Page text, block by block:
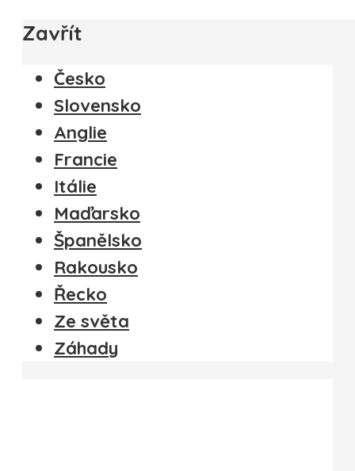
Zavřít
Česko
Slovensko
Anglie
Francie
Itálie
Maďarsko
Španělsko
Rakousko
Řecko
Ze světa
Záhady